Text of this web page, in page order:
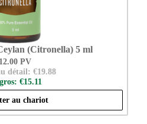
(Citronella) 5 ml
12.00 PV
détail: €19.88
€15.11
au chariot